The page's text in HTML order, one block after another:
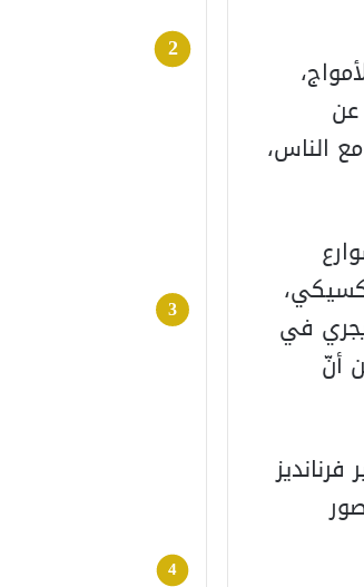
عن
الناس،
يجري في
أنّ